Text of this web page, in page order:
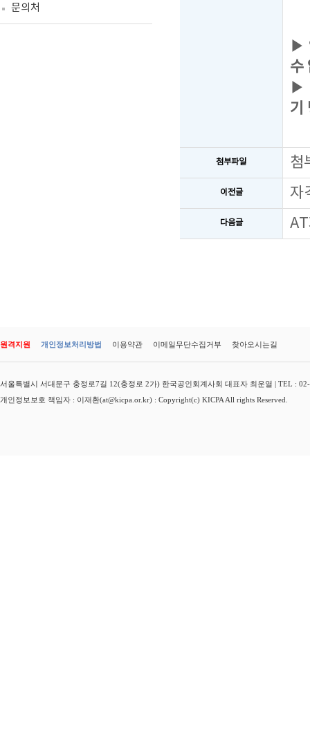
문의처
▶
수
▶
기
첨부파일 첨
이전글 자
다음글
원격지원 개인정보처리방법 이용약관 이메일무단수집거부 찾아오시는길
서울특별시 서대문구 충정로7길 12(충정로 2가) 한국공인회계사회 대표자 최운열 | TEL :
개인정보보호 책임자 : 이재환(at@kicpa.or.kr) : Copyright(c) KICPA All rights Reserved.